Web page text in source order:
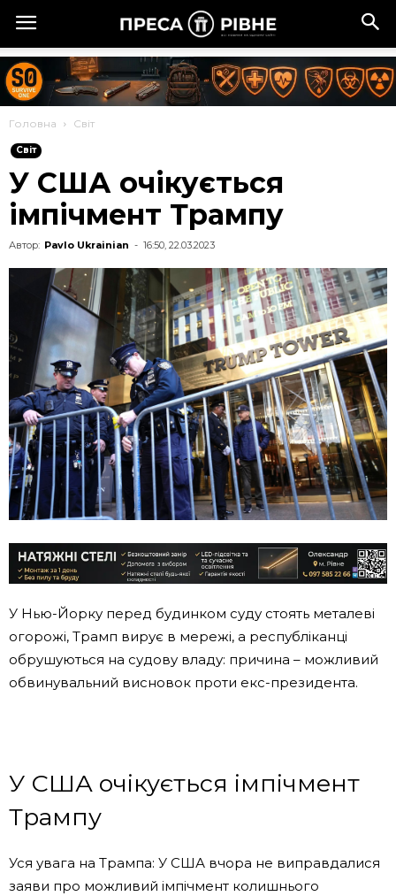
Головна Cвіт
Cвіт
У США очікується
імпічмент Трампу
Автор: Pavlo Ukrainian - 16:50, 22.03.2023
У Нью-Йорку перед будинком суду стоять металеві
огорожі, Трамп вирує в мережі, а республіканці
обрушуються на судову владу: причина – можливий
обвинувальний висновок проти екс-президента.
У США очікується імпічмент
Трампу
Уся увага на Трампа: У США вчора не виправдалися
заяви про можливий імпічмент колишнього